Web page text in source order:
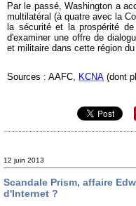
Par le passé, Washington a
multilatéral (à quatre avec la
la sécurité et la prospérité
d'examiner une offre de
et militaire dans cette région
Sources : AAFC, KCNA (dont
12 juin 2013
Scandale Prism, affaire
d'Internet ?